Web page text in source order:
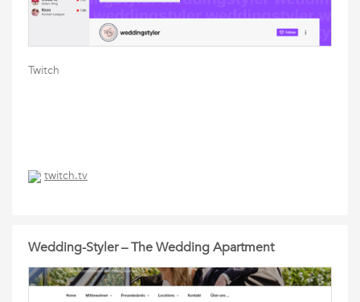
Twitch
twitch.tv
Wedding-Styler – The Wedding Apartment